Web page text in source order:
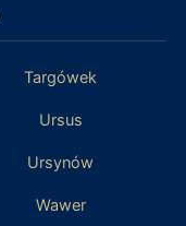
Targówek
Ursus
Ursynów
Wawer